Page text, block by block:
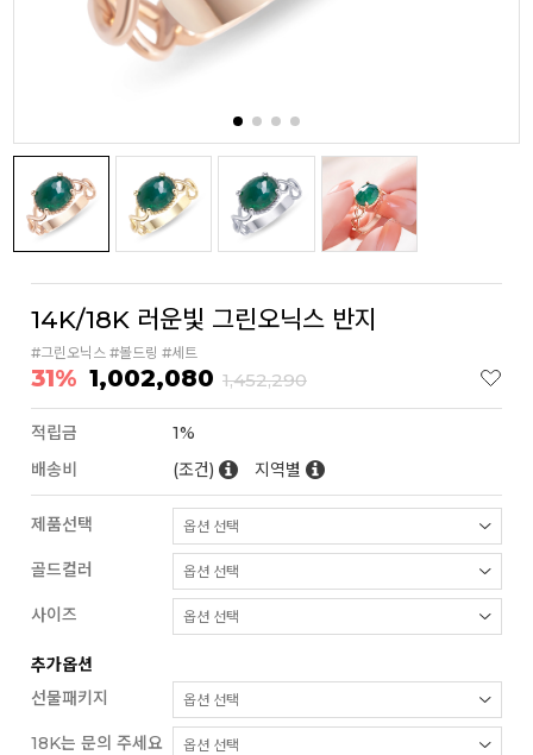
14K/18K 러운빛 그린오닉스 반지
#그린오닉스 #볼드링 #세트
31% 1,002,080 1,452,290
적립금
1%
배송비
(조건) 지역별
제품선택
골드컬러
사이즈
추가옵션
선물패키지
18K는 문의 주세요